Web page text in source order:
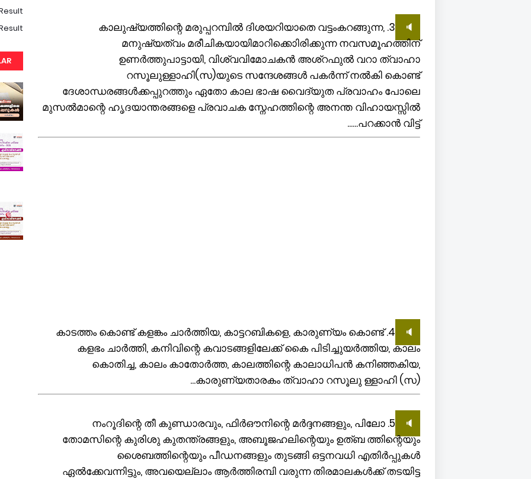
🔈
3. കാലുഷ്യത്തിന്റെ മരുപ്പറമ്പിൽ ദിശയറിയാതെ വട്ടംകറങ്ങുന്ന,
മനുഷ്യത്വം മരീചികയായിമാറിക്കൊിരിക്കുന്ന നവസമൂഹത്തിന്
ഉണർത്തുപാട്ടായി, വിശ്വവിമോചകൻ അശ്റഫുൽ വറാ ത്വാഹാ
റസൂലുള്ളാഹി(സ)യുടെ സന്ദേശങ്ങൾ പകർന്ന് നൽകി കൊണ്ട്
ദേശാന്ധരങ്ങൾക്കപ്പുറത്തും ഏതോ കാല ഭാഷ വൈദ്യുത പ്രവാഹം പോലെ
മുസൽമാന്റെ ഹൃദയാന്തരങ്ങളെ പ്രവാചക സ്നേഹത്തിന്റെ അനന്ത വിഹായസ്സിൽ
പറക്കാൻ വിട്ട്......
🔈
4. കാടത്തം കൊണ്ട് കളങ്കം ചാർത്തിയ, കാട്ടറബികളെ, കാരുണ്യം കൊണ്ട്
കളഭം ചാർത്തി, കനിവിന്റെ കവാടങ്ങളിലേക്ക് കൈ പിടിച്ചുയർത്തിയ, കാലം
കൊതിച്ച, കാലം കാതോർത്ത, കാലത്തിന്റെ കാലാധിപൻ കനിഞ്ഞകിയ,
കാരുണ്യതാരകം ത്വാഹാ റസൂലു ള്ളാഹി (സ)...
🔈
5. നംറൂദിന്റെ തീ കുണ്ഡാരവും, ഫിർഔനിന്റെ മർദ്ദനങ്ങളും, പിലോ
തോമസിന്റെ കുരിശു കുതന്ത്രങ്ങളും, അബൂജഹലിന്റെയും ഉത്ബ ത്തിന്റെയും
ശൈബത്തിന്റെയും പീഡനങ്ങളും തുടങ്ങി ഒട്ടനവധി എതിർപ്പുകൾ
ഏൽക്കേവന്നിട്ടും, അവയെല്ലാം ആർത്തിരമ്പി വരുന്ന തിരമാലകൾക്ക് തടയിട്ട